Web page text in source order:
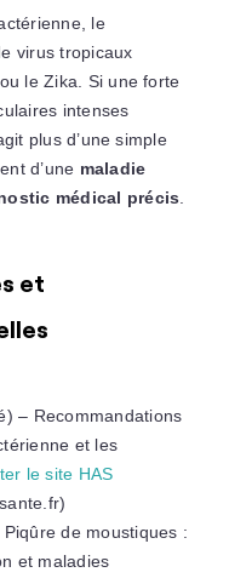
le
virus tropicaux
le Zika. Si une forte
intenses
plus d’une simple
d’une maladie
médical précis
et
– Recommandations
et les
le site HAS
de moustiques :
et maladies